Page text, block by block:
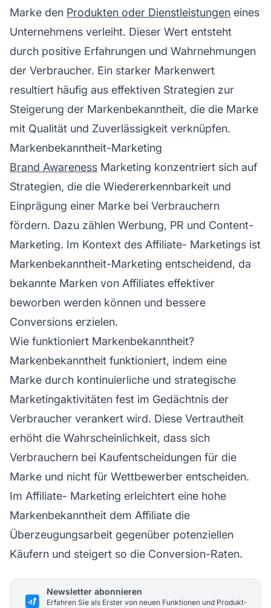
Marke den Produkten oder Dienstleistungen eines
Unternehmens verleiht. Dieser Wert entsteht
durch positive Erfahrungen und Wahrnehmungen
der Verbraucher. Ein starker Markenwert
resultiert häufig aus effektiven Strategien zur
Steigerung der Markenbekanntheit, die die Marke
mit Qualität und Zuverlässigkeit verknüpfen.
Markenbekanntheit-Marketing
Brand Awareness Marketing konzentriert sich auf
Strategien, die die Wiedererkennbarkeit und
Einprägung einer Marke bei Verbrauchern
fördern. Dazu zählen Werbung, PR und Content-
Marketing. Im Kontext des Affiliate- Marketings ist
Markenbekanntheit-Marketing entscheidend, da
bekannte Marken von Affiliates effektiver
beworben werden können und bessere
Conversions erzielen.
Wie funktioniert Markenbekanntheit?
Markenbekanntheit funktioniert, indem eine
Marke durch kontinuierliche und strategische
Marketingaktivitäten fest im Gedächtnis der
Verbraucher verankert wird. Diese Vertrautheit
erhöht die Wahrscheinlichkeit, dass sich
Verbrauchern bei Kaufentscheidungen für die
Marke und nicht für Wettbewerber entscheiden.
Im Affiliate- Marketing erleichtert eine hohe
Markenbekanntheit dem Affiliate die
Überzeugungsarbeit gegenüber potenziellen
Käufern und steigert so die Conversion-Raten.
Newsletter abonnieren
Erfahren Sie als Erster von neuen Funktionen und Produkt-